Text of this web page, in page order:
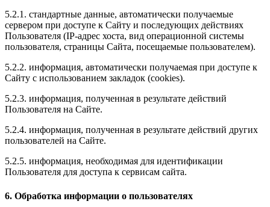
5.2.1. стандартные данные, автоматически получаемые
сервером при доступе к Сайту и последующих действиях
Пользователя (IP-адрес хоста, вид операционной системы
пользователя, страницы Сайта, посещаемые пользователем).
5.2.2. информация, автоматически получаемая при доступе к
Сайту с использованием закладок (cookies).
5.2.3. информация, полученная в результате действий
Пользователя на Сайте.
5.2.4. информация, полученная в результате действий других
пользователей на Сайте.
5.2.5. информация, необходимая для идентификации
Пользователя для доступа к сервисам сайта.
6. Обработка информации о пользователях